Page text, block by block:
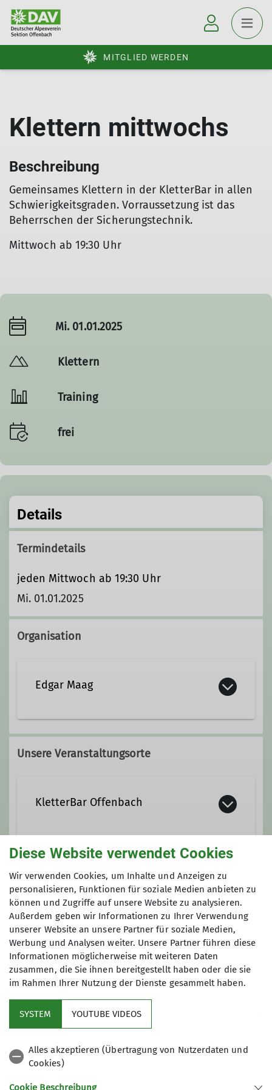
MITGLIED WERDEN
Klettern mittwochs
Beschreibung
Gemeinsames Klettern in der KletterBar in allen
Schwierigkeitsgraden. Vorraussetzung ist das
Beherrschen der Sicherungstechnik.
Mittwoch ab 19:30 Uhr
Mi. 01.01.2025
Klettern
Training
frei
Details
Termindetails
jeden Mittwoch ab 19:30 Uhr
Mi. 01.01.2025
Organisation
Edgar Maag
0171 9464782
klettern@dav-offenbach.de
Zusatzqualifikation Outdoor-
Sportklettern
Ämter
Referent Klettern
Unsere Veranstaltungsorte
KletterBar Offenbach
kletterbar-offenbach.de
Sprendlinger Landstr. 177b
63069 Offenbach
Gruppe
Klettergruppe
Die Aktivitäten unserer Klettergruppe
reichen vom Sportklettern in der
Halle und im Fels der Mittelgebirge
und den Alpen hin zu alpinen
Klettertouren und kombinierten
Hochtouren in den Alpen.
Unser Klettertreff findet immer
Diese Website verwendet Cookies
Wir verwenden Cookies, um Inhalte und Anzeigen zu
personalisieren, Funktionen für soziale Medien anbieten zu
können und Zugriffe auf unsere Website zu analysieren.
Außerdem geben wir Informationen zu Ihrer Verwendung
unserer Website an unsere Partner für soziale Medien,
Werbung und Analysen weiter. Unsere Partner führen diese
Informationen möglicherweise mit weiteren Daten
zusammen, die Sie ihnen bereitgestellt haben oder die sie
im Rahmen Ihrer Nutzung der Dienste gesammelt haben.
SYSTEM YOUTUBE VIDEOS
Alles akzeptieren (Übertragung von Nutzerdaten und
Cookies)
Cookie Beschreibung